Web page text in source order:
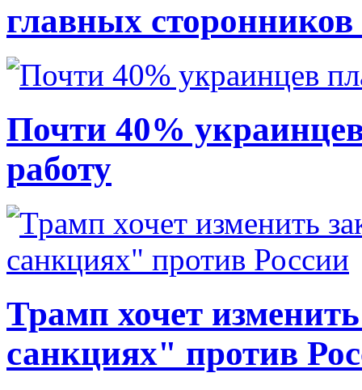
главных
Почти 40%
работу
Трамп хочет
санкциях" против